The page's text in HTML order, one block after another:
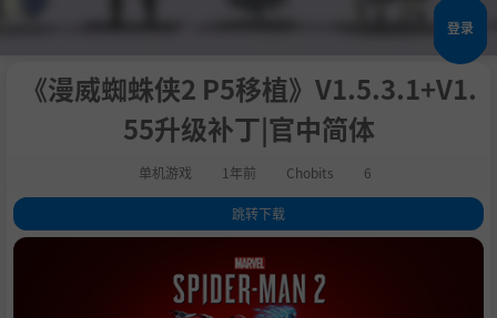
登录
《漫威蜘蛛侠2 P5移植》V1.5.3.1+V1.
55升级补丁|官中简体
单机游戏 1年前 Chobits 6
跳转下载
1.关于此游戏